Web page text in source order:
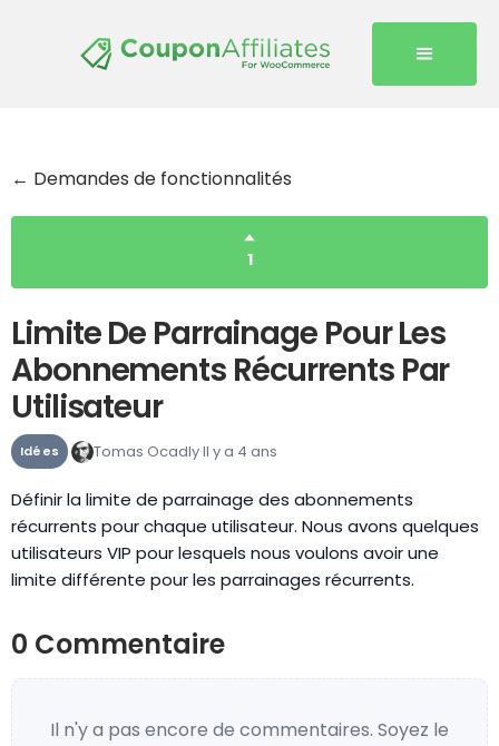
← Demandes de fonctionnalités
1
Limite De Parrainage Pour Les
Abonnements Récurrents Par
Utilisateur
Idées Tomas OcadlyIl y a 4 ans
Définir la limite de parrainage des abonnements
récurrents pour chaque utilisateur. Nous avons quelques
utilisateurs VIP pour lesquels nous voulons avoir une
limite différente pour les parrainages récurrents.
0 Commentaire
Il n'y a pas encore de commentaires. Soyez le